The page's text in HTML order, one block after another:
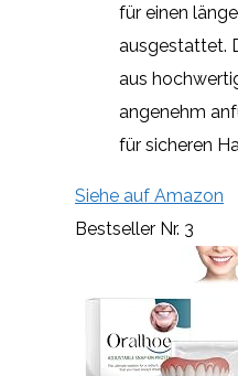
für einen
ausgestattet.
aus
angenehm
für sicheren
Siehe auf Amazon
Bestseller Nr. 3